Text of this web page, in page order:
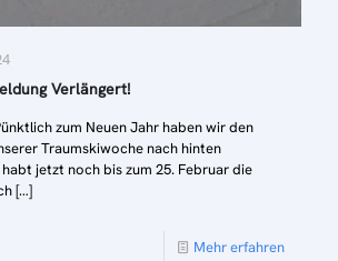
Verlängert!
zum Neuen Jahr haben wir den
Traumskiwoche nach hinten
jetzt noch bis zum 25. Februar die
[…]
Mehr erfahren